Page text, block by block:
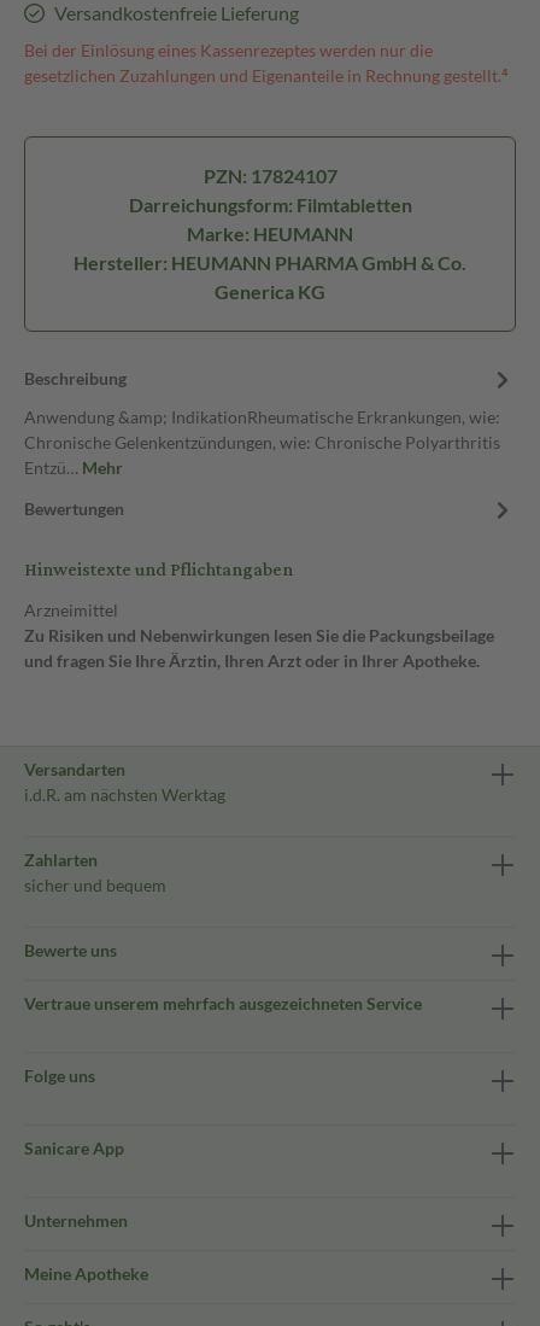
Versandkostenfreie Lieferung
Bei der Einlösung eines Kassenrezeptes werden nur die
gesetzlichen Zuzahlungen und Eigenanteile in Rechnung gestellt.⁴
PZN: 17824107
Darreichungsform: Filmtabletten
Marke: HEUMANN
Hersteller: HEUMANN PHARMA GmbH & Co.
Generica KG
Beschreibung
Anwendung &amp; IndikationRheumatische Erkrankungen, wie:
Chronische Gelenkentzündungen, wie: Chronische Polyarthritis
Entzü… Mehr
Bewertungen
Hinweistexte und Pflichtangaben
Arzneimittel
Zu Risiken und Nebenwirkungen lesen Sie die Packungsbeilage
und fragen Sie Ihre Ärztin, Ihren Arzt oder in Ihrer Apotheke.
Versandarten
i.d.R. am nächsten Werktag
Zahlarten
sicher und bequem
Bewerte uns
Vertraue unserem mehrfach ausgezeichneten Service
Folge uns
Sanicare App
Unternehmen
Meine Apotheke